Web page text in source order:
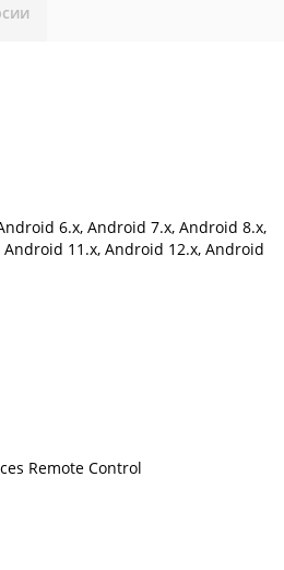
6.x, Android 7.x, Android 8.x,
11.x, Android 12.x, Android
Remote Control